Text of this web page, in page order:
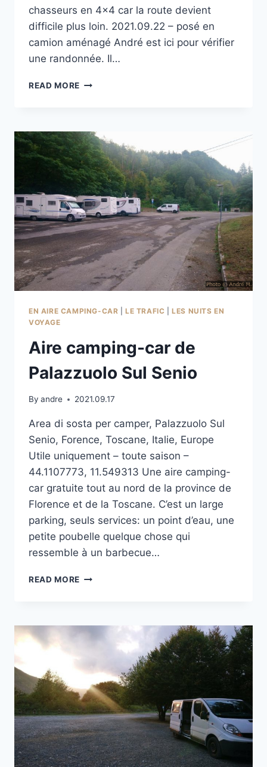
chasseurs en 4×4 car la route devient
difficile plus loin. 2021.09.22 – posé en
camion aménagé André est ici pour vérifier
une randonnée. Il…
READ MORE MADONNA
PONTITO
EN AIRE CAMPING-CAR |LE TRAFIC |LES NUITS EN
VOYAGE
Aire camping-car de
Palazzuolo Sul Senio
By andre 2021.09.17
Area di sosta per camper, Palazzuolo Sul
Senio, Forence, Toscane, Italie, Europe
Utile uniquement – toute saison –
44.1107773, 11.549313 Une aire camping-
car gratuite tout au nord de la province de
Florence et de la Toscane. C’est un large
parking, seuls services: un point d’eau, une
petite poubelle quelque chose qui
ressemble à un barbecue…
READ MORE AIRE
PALAZZUOLO
SUL